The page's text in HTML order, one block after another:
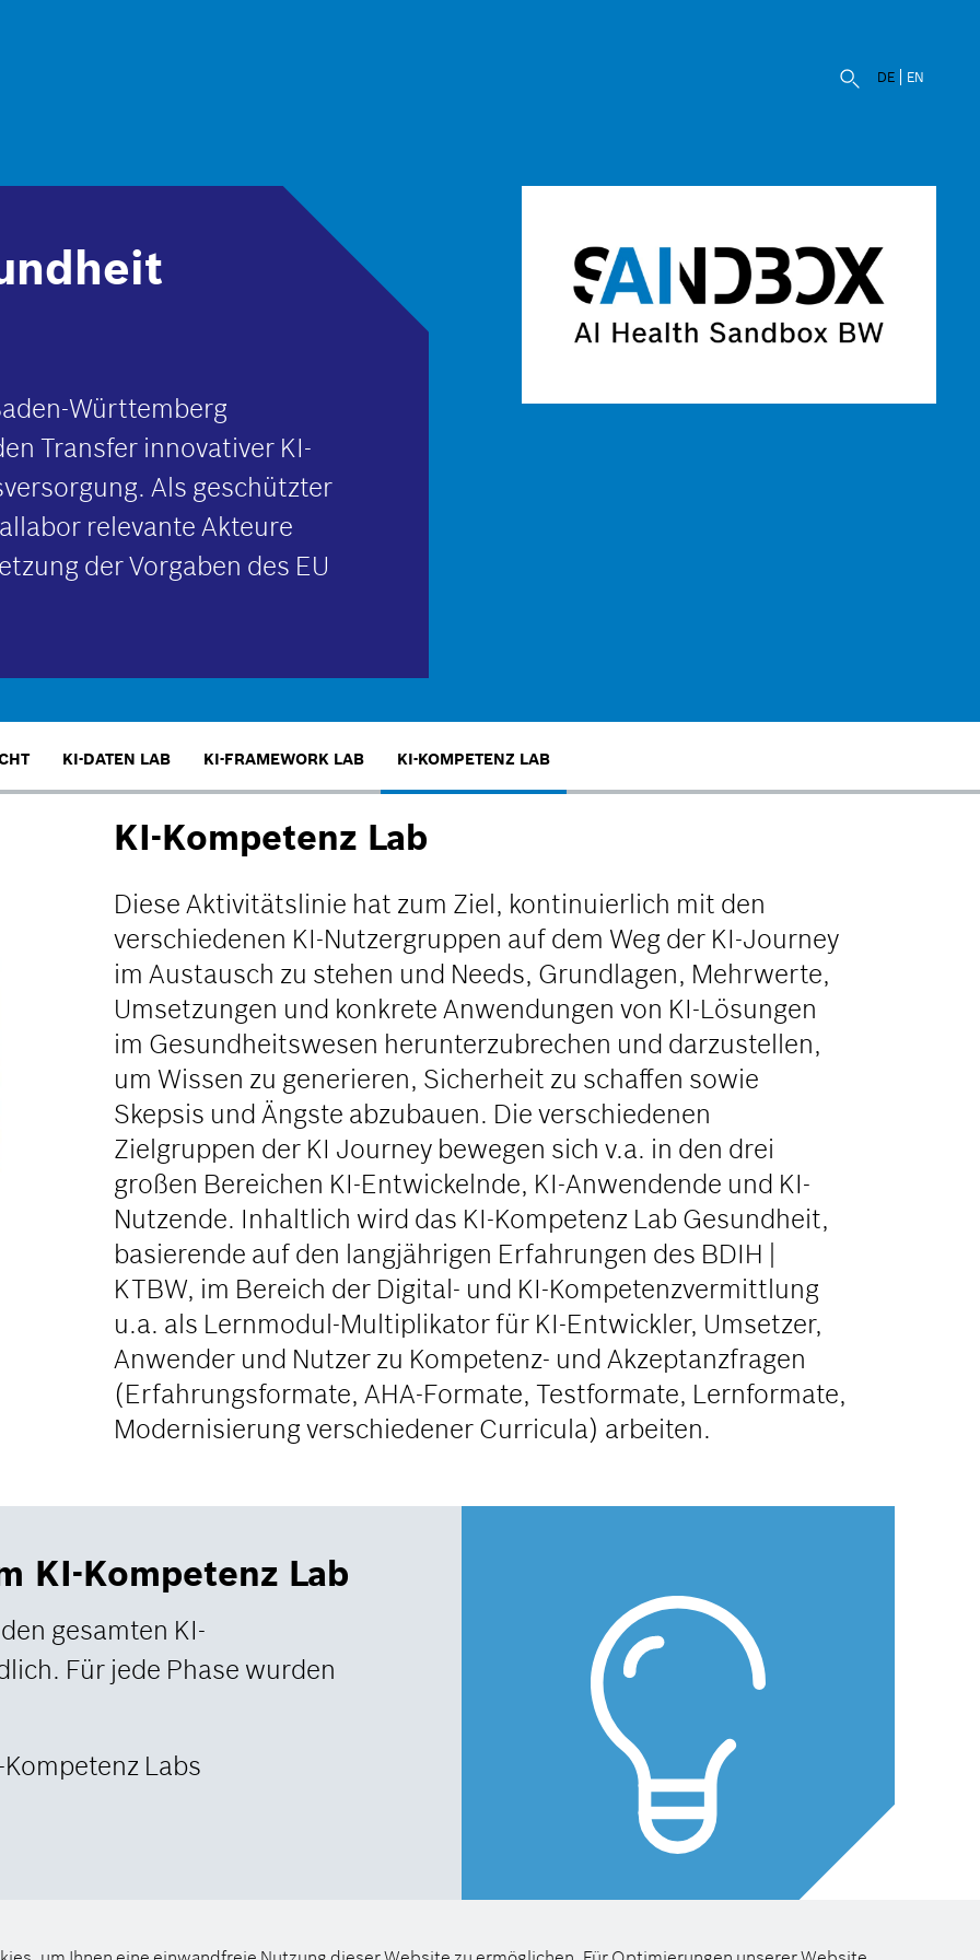
DE EN
Württemberg
Transfer innovativer KI-
Als geschützter
relevante Akteure
der Vorgaben des EU
KI-DATEN LAB KI-FRAMEWORK LAB KI-KOMPETENZ LAB
KI-Kompetenz Lab
Diese Aktivitätslinie hat zum Ziel, kontinuierlich mit den
verschiedenen KI-Nutzergruppen auf dem Weg der KI-Journey
im Austausch zu stehen und Needs, Grundlagen, Mehrwerte,
Umsetzungen und konkrete Anwendungen von KI-Lösungen
im Gesundheitswesen herunterzubrechen und darzustellen,
um Wissen zu generieren, Sicherheit zu schaffen sowie
Skepsis und Ängste abzubauen. Die verschiedenen
Zielgruppen der KI Journey bewegen sich v.a. in den drei
großen Bereichen KI-Entwickelnde, KI-Anwendende und KI-
Nutzende. Inhaltlich wird das KI-Kompetenz Lab Gesundheit,
basierende auf den langjährigen Erfahrungen des BDIH |
KTBW, im Bereich der Digital- und KI-Kompetenzvermittlung
u.a. als Lernmodul-Multiplikator für KI-Entwickler, Umsetzer,
Anwender und Nutzer zu Kompetenz- und Akzeptanzfragen
(Erfahrungsformate, AHA-Formate, Testformate, Lernformate,
Modernisierung verschiedener Curricula) arbeiten.
KI-Kompetenz Lab
gesamten KI-
Für jede Phase wurden
Labs